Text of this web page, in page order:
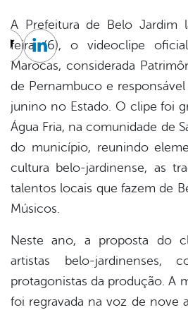
A Prefeitura de Belo Jardim
feira (6), o videoclipe
Marocas, considerada
de Pernambuco e
junino no Estado. O clipe foi
Água Fria, na comunidade de
do município, reunindo
cultura belo-jardinense, as
talentos locais que fazem de
Músicos.
Neste ano, a proposta do
artistas belo-jardinenses,
protagonistas da produção. A
foi regravada na voz de nove
Twitter
Linkedin